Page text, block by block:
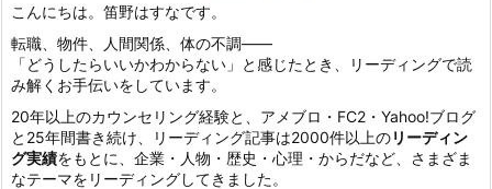
こんにちは。笛野はすなです。
転職、物件、人間関係、体の不調——
「どうしたらいいかわからない」と感じたとき、リーディングで読
み解くお手伝いをしています。
20年以上のカウンセリング経験と、アメブロ・FC2・Yahoo!ブログ
と25年間書き続け、リーディング記事は2000件以上のリーディン
グ実績をもとに、企業・人物・歴史・心理・からだなど、さまざま
なテーマをリーディングしてきました。